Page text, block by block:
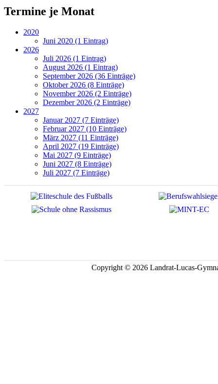
Termine je Monat
2020
Juni 2020 (1 Eintrag)
2026
Juli 2026 (1 Eintrag)
August 2026 (1 Eintrag)
September 2026 (36 Einträge)
Oktober 2026 (8 Einträge)
November 2026 (2 Einträge)
Dezember 2026 (2 Einträge)
2027
Januar 2027 (7 Einträge)
Februar 2027 (10 Einträge)
März 2027 (11 Einträge)
April 2027 (19 Einträge)
Mai 2027 (9 Einträge)
Juni 2027 (8 Einträge)
Juli 2027 (7 Einträge)
Copyright © 2026 Landrat-Lucas-